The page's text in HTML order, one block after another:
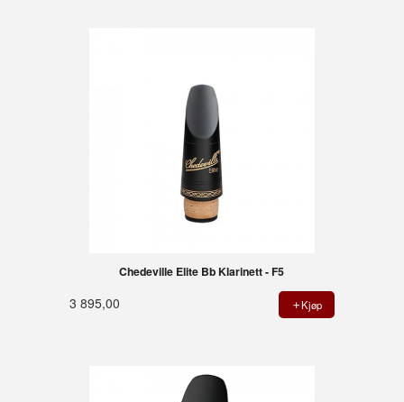
Chedeville Elite Bb Klarinett - F5
3 895,00 Kjøp